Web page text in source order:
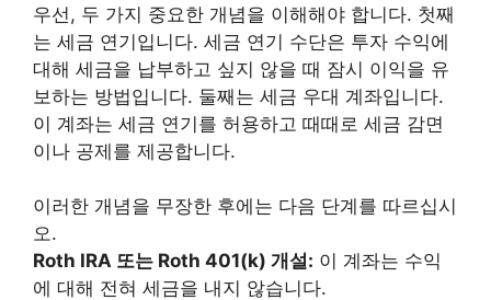
우선, 두 가지 중요한 개념을 이해해야 합니다. 첫째
는 세금 연기입니다. 세금 연기 수단은 투자 수익에
대해 세금을 납부하고 싶지 않을 때 잠시 이익을 유
보하는 방법입니다. 둘째는 세금 우대 계좌입니다.
이 계좌는 세금 연기를 허용하고 때때로 세금 감면
이나 공제를 제공합니다.
이러한 개념을 무장한 후에는 다음 단계를 따르십시
오.
Roth IRA 또는 Roth 401(k) 개설: 이 계좌는 수익
에 대해 전혀 세금을 내지 않습니다.